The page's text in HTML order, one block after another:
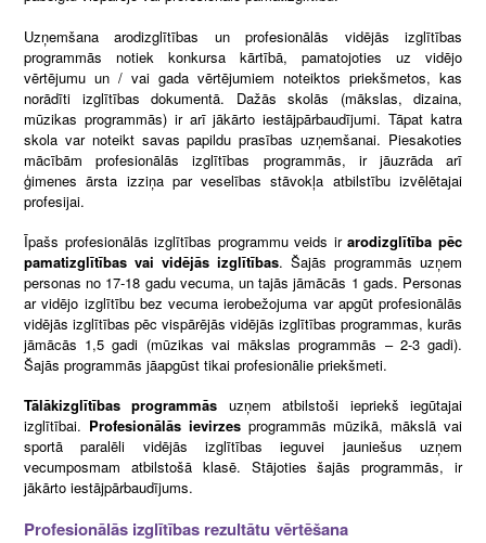
Uzņemšana arodizglītības un profesionālās vidējās izglītības
programmās notiek konkursa kārtībā, pamatojoties uz vidējo
vērtējumu un / vai gada vērtējumiem noteiktos priekšmetos, kas
norādīti izglītības dokumentā. Dažās skolās (mākslas, dizaina,
mūzikas programmās) ir arī jākārto iestājpārbaudījumi. Tāpat katra
skola var noteikt savas papildu prasības uzņemšanai. Piesakoties
mācībām profesionālās izglītības programmās, ir jāuzrāda arī
ģimenes ārsta izziņa par veselības stāvokļa atbilstību izvēlētajai
profesijai.
Īpašs profesionālās izglītības programmu veids irarodizglītība pēc
pamatizglītības vai vidējās izglītības. Šajās programmās uzņem
personas no 17-18 gadu vecuma, un tajās jāmācās 1 gads. Personas
ar vidējo izglītību bez vecuma ierobežojuma var apgūt profesionālās
vidējās izglītības pēc vispārējās vidējās izglītības programmas, kurās
jāmācās 1,5 gadi (mūzikas vai mākslas programmās – 2-3 gadi).
Šajās programmās jāapgūst tikai profesionālie priekšmeti.
Tālākizglītības programmās uzņem atbilstoši iepriekš iegūtajai
izglītībai. Profesionālās ievirzesprogrammās mūzikā, mākslā vai
sportā paralēli vidējās izglītības ieguvei jauniešus uzņem
vecumposmam atbilstošā klasē. Stājoties šajās programmās, ir
jākārto iestājpārbaudījums.
Profesionālās izglītības rezultātu vērtēšana